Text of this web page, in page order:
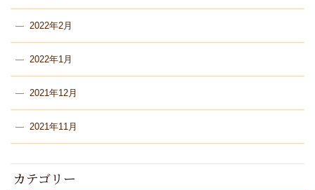
2022年2月
2022年1月
2021年12月
2021年11月
カテゴリー